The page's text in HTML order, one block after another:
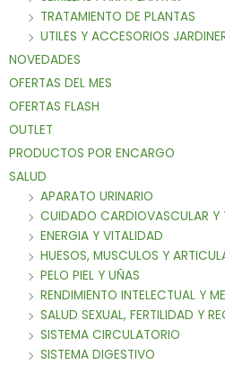
TRATAMIENTO DE PLANTAS
UTILES Y ACCESORIOS
NOVEDADES
OFERTAS DEL MES
OFERTAS FLASH
OUTLET
PRODUCTOS POR ENCARGO
SALUD
APARATO URINARIO
CUIDADO CARDIOVASCULAR Y
ENERGIA Y VITALIDAD
HUESOS, MUSCULOS Y
PELO PIEL Y UÑAS
RENDIMIENTO INTELECTUAL Y
SALUD SEXUAL, FERTILIDAD Y
SISTEMA CIRCULATORIO
SISTEMA DIGESTIVO